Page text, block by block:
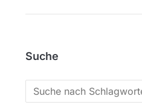
Suche
Search
for: